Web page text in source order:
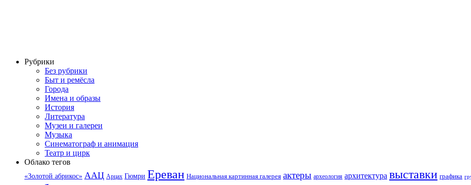
Рубрики
Без рубрики
Быт и ремёсла
Города
Имена и образы
История
Литература
Музеи и галереи
Музыка
Синематограф и анимация
Театр и цирк
Облако тегов
«Золотой абрикос» ААЦ Арцах Гюмри Ереван Национальная картинная галерея актеры археология архитектура выставки графика